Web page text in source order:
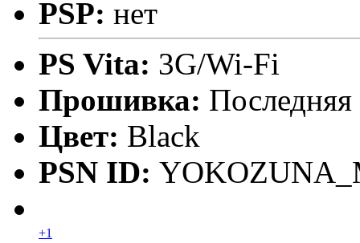
PSP: нет
PS Vita: 3G/Wi-Fi
Прошивка: Последняя
Цвет: Black
PSN ID:
+1